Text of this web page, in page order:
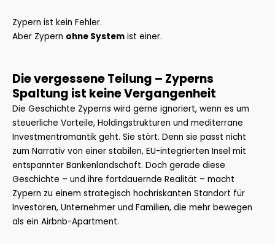
Zypern ist kein Fehler.
Aber Zypern ohne System ist einer.
Die vergessene Teilung – Zyperns
Spaltung ist keine Vergangenheit
Die Geschichte Zyperns wird gerne ignoriert, wenn es um
steuerliche Vorteile, Holdingstrukturen und mediterrane
Investmentromantik geht. Sie stört. Denn sie passt nicht
zum Narrativ von einer stabilen, EU-integrierten Insel mit
entspannter Bankenlandschaft. Doch gerade diese
Geschichte – und ihre fortdauernde Realität – macht
Zypern zu einem strategisch hochriskanten Standort für
Investoren, Unternehmer und Familien, die mehr bewegen
als ein Airbnb-Apartment.